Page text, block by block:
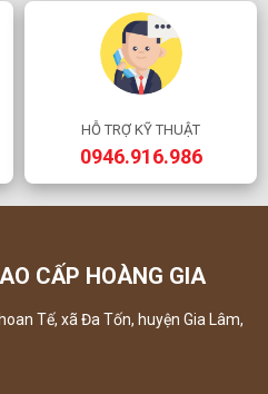
HỖ TRỢ KỸ THUẬT
0946.916.986
CẤP HOÀNG GIA
Tế, xã Đa Tốn, huyện Gia Lâm,